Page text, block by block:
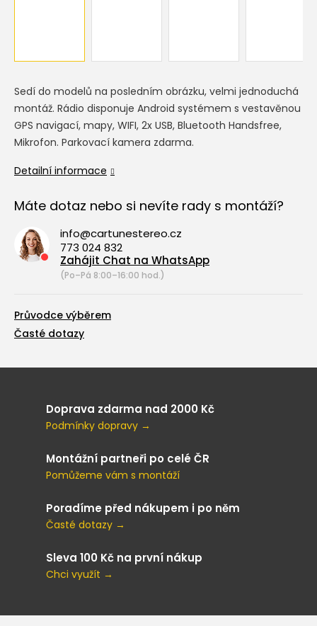
Sedí do modelů na posledním obrázku, velmi jednoduchá
montáž. Rádio disponuje Android systémem s vestavěnou
GPS navigací, mapy, WIFI, 2x USB, Bluetooth Handsfree,
Mikrofon. Parkovací kamera zdarma.
Detailní informace
Máte dotaz nebo si nevíte rady s montáží?
info@cartunestereo.cz
773 024 832
Zahájit Chat na WhatsApp
(Po–Pá 8:00–16:00 hod.)
Průvodce výběrem
Časté dotazy
Doprava zdarma nad 2000 Kč
Podmínky dopravy →
Montážní partneři po celé ČR
Pomůžeme vám s montáží
Poradíme před nákupem i po něm
Časté dotazy →
Sleva 100 Kč na první nákup
Chci využít →